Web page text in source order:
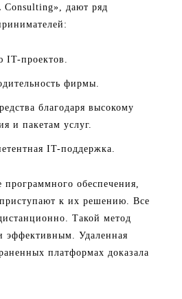
дают ряд
IT-проектов.
фирмы.
благодаря высокому
и пакетам услуг.
IT-поддержка.
программного обеспечения,
к их решению. Все
Такой метод
эффективным. Удаленная
платформах доказала